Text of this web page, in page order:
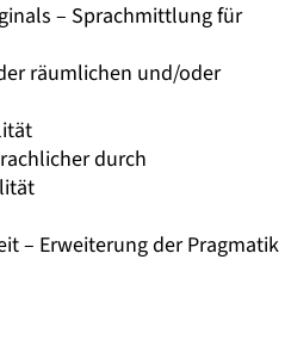
– Sprachmittlung für
räumlichen und/oder
durch
– Erweiterung der Pragmatik